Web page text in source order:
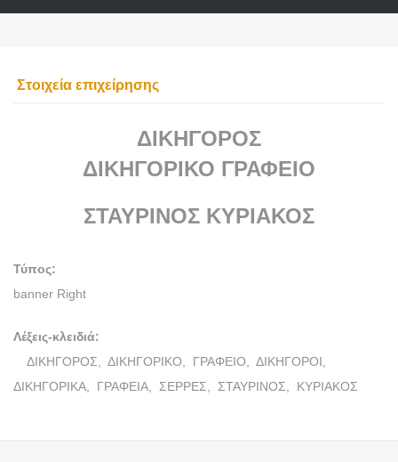
Στοιχεία επιχείρησης
ΔΙΚΗΓΟΡΟΣ
ΔΙΚΗΓΟΡΙΚΟ ΓΡΑΦΕΙΟ
ΣΤΑΥΡΙΝΟΣ ΚΥΡΙΑΚΟΣ
Τύπος:
banner Right
Λέξεις-κλειδιά:
ΔΙΚΗΓΟΡΟΣ,
ΔΙΚΗΓΟΡΙΚΟ, ΓΡΑΦΕΙΟ,
ΔΙΚΗΓΟΡΟΙ,
ΔΙΚΗΓΟΡΙΚΑ,
ΓΡΑΦΕΙΑ, ΣΕΡΡΕΣ, ΣΤΑΥΡΙΝΟΣ, ΚΥΡΙΑΚΟΣ